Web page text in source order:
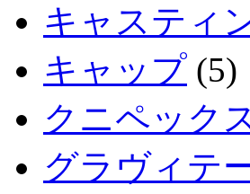
キャスティ
キャップ (5)
クニペック
グラヴィテ